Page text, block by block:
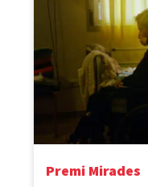
Premi Mirades